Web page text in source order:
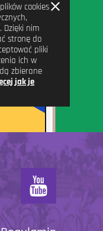
cookies
nim
stronę do
pliki
ich w
zbierane
jak je